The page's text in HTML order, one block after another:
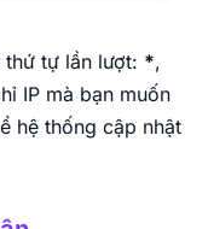
thứ tự lần lượt: *,
IP mà bạn muốn
hệ thống cập nhật